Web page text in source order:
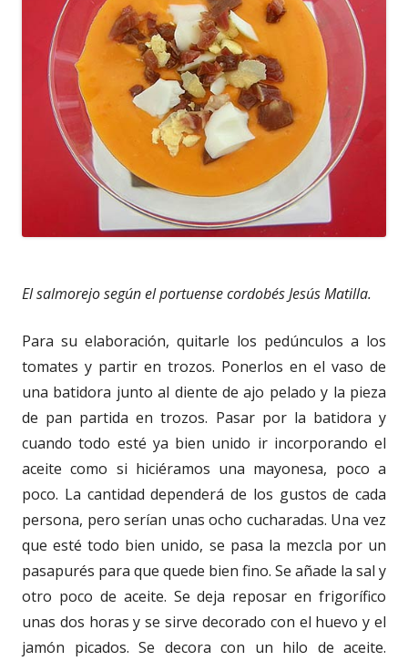
El salmorejo según el portuense cordobés Jesús Matilla.
Para su elaboración, quitarle los pedúnculos a los
tomates y partir en trozos. Ponerlos en el vaso de
una batidora junto al diente de ajo pelado y la pieza
de pan partida en trozos. Pasar por la batidora y
cuando todo esté ya bien unido ir incorporando el
aceite como si hiciéramos una mayonesa, poco a
poco. La cantidad dependerá de los gustos de cada
persona, pero serían unas ocho cucharadas. Una vez
que esté todo bien unido, se pasa la mezcla por un
pasapurés para que quede bien fino. Se añade la sal y
otro poco de aceite. Se deja reposar en frigorífico
unas dos horas y se sirve decorado con el huevo y el
jamón picados. Se decora con un hilo de aceite.